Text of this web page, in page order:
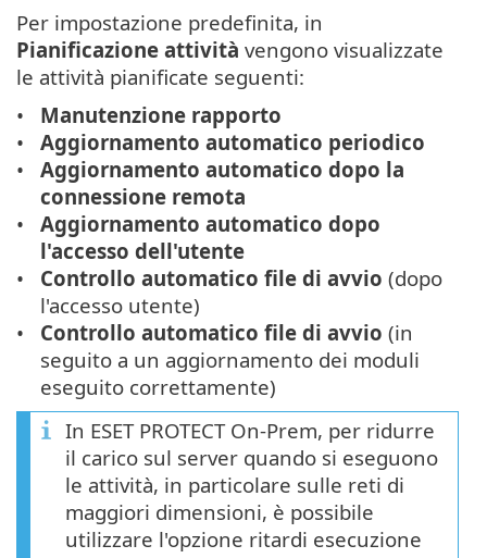
Per impostazione predefinita, in
Pianificazione attività vengono visualizzate
le attività pianificate seguenti:
Manutenzione rapporto
Aggiornamento automatico periodico
Aggiornamento automatico dopo la
connessione remota
Aggiornamento automatico dopo
l'accesso dell'utente
Controllo automatico file di avvio (dopo
l'accesso utente)
Controllo automatico file di avvio (in
seguito a un aggiornamento dei moduli
eseguito correttamente)
In ESET PROTECT On-Prem, per ridurre
il carico sul server quando si eseguono
le attività, in particolare sulle reti di
maggiori dimensioni, è possibile
utilizzare l'opzione ritardi esecuzione